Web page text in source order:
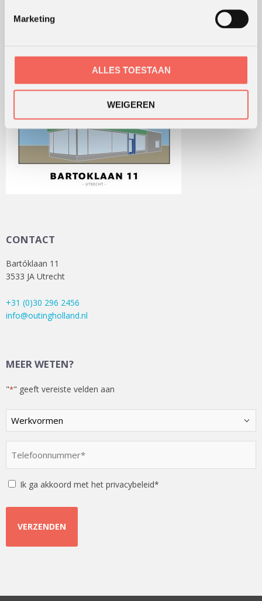
Marketing
ALLES TOESTAAN
WEIGEREN
Webshop
CONTACT
Bartóklaan 11
3533 JA Utrecht
+31 (0)30 296 2456
info@outingholland.nl
MEER WETEN?
"*" geeft vereiste velden aan
Kies
een
optie
Instemming
Ik ga akkoord met het privacybeleid*